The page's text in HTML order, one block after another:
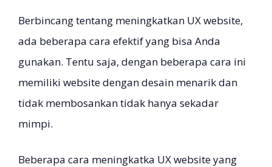
Berbincang tentang meningkatkan UX website,
ada beberapa cara efektif yang bisa Anda
gunakan. Tentu saja, dengan beberapa cara ini
memiliki website dengan desain menarik dan
tidak membosankan tidak hanya sekadar
mimpi.
Beberapa cara meningkatka UX website yang